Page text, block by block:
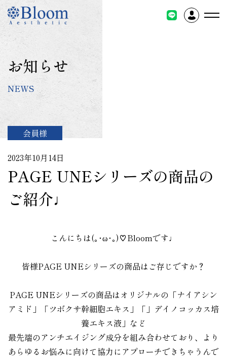
コ
テ
ン
ツ
に
キ
お知らせ
NEWS
会員様
2023年10月14日
PAGE UNEシリーズの商品の
ご紹介♩
こんにちは(｡･ω･｡)♡Bloomです♩
皆様PAGE UNEシリーズの商品はご存じですか？
PAGE UNEシリーズの商品はオリジナルの「ナイアシン
アミド」「ツボクサ幹細胞エキス」「」デイノコッカス培
養エキス液」など
最先端のアンチエイジング成分を組み合わせており、より
あらゆるお悩みに向けて協力にアプローチできちゃうんで